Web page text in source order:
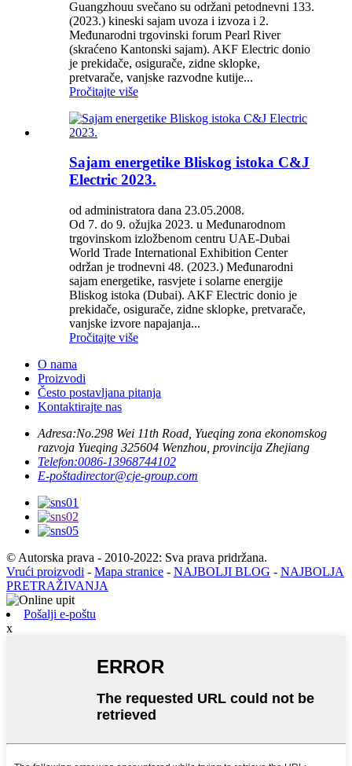
Guangzhouu svečano su održani petodnevni 133.
(2023.) kineski sajam uvoza i izvoza i 2.
Međunarodni trgovinski forum Pearl River
(skraćeno Kantonski sajam). AKF Electric donio
je prekidače, osigurače, zidne sklopke,
pretvarače, vanjske razvodne kutije...
Pročitajte više
Sajam energetike Bliskog istoka C&J
Electric 2023.
od administratora dana 23.05.2008.
Od 7. do 9. ožujka 2023. u Međunarodnom
trgovinskom izložbenom centru UAE-Dubai
World Trade International Exhibition Center
održan je trodnevni 48. (2023.) Međunarodni
sajam energetike, rasvjete i solarne energije
Bliskog istoka (Dubai). AKF Electric donio je
prekidače, osigurače, zidne sklopke, pretvarače,
vanjske izvore napajanja...
Pročitajte više
O nama
Proizvodi
Često postavljana pitanja
Kontaktirajte nas
Adresa:No.298 Wei 11th Road, Yueqing zona ekonomskog
razvoja Yueqing 325604 Wenzhou, provincija Zhejiang
Telefon:0086-13968744102
E-poštadirector@cje-group.com
© Autorska prava - 2010-2022: Sva prava pridržana.
Vrući proizvodi - Mapa stranice - NAJBOLJI BLOG - NAJBOLJA
PRETRAŽIVANJA
Pošalji e-poštu
x